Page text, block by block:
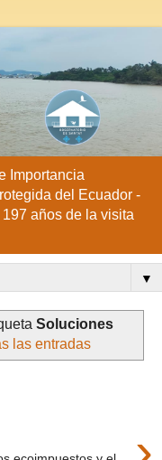
Importancia
del Ecuador -
años de la visita
▼
Soluciones
las entradas